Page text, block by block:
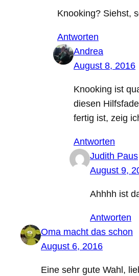
Knooking? Siehst,
Antworten
Andrea
August 8, 2016
Knooking ist
diesen
fertig ist, zeig
Antworten
Judith Paus
August 9,
Ahhhh ist
Antworten
Oma macht das schon
August 6, 2016
Eine sehr gute Wahl,